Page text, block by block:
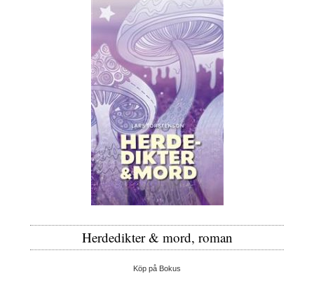
Herdedikter & mord, roman
Köp på Bokus